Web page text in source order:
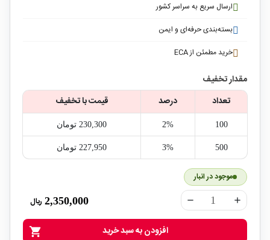
ارسال سریع به سراسر کشور
بسته‌بندی حرفه‌ای و ایمن
خرید مطمئن از ECA
مقدار تخفیف
تعداد
درصد قیمت با تخفیف
100
2% 230,300‎ تومان
500
3% 227,950‎ تومان
موجود در انبار
remove add
2,350,000 ریال
shopping_cart افزودن به سبد خرید